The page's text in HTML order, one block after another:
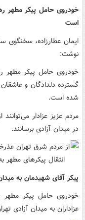
خودروی حامل پیکر مطهر
است
ایمان عطارزاده، سخنگوی
نوشت:
خودروی حامل پیکر مطهر
گسترده دلدادگان و
شده است.
مردم عزیز عزادار
در میدان آزادی برسانند.
پیکر آقای شهیدمان به
خودروی حامل پیکر
عزاداران به میدان آزادی